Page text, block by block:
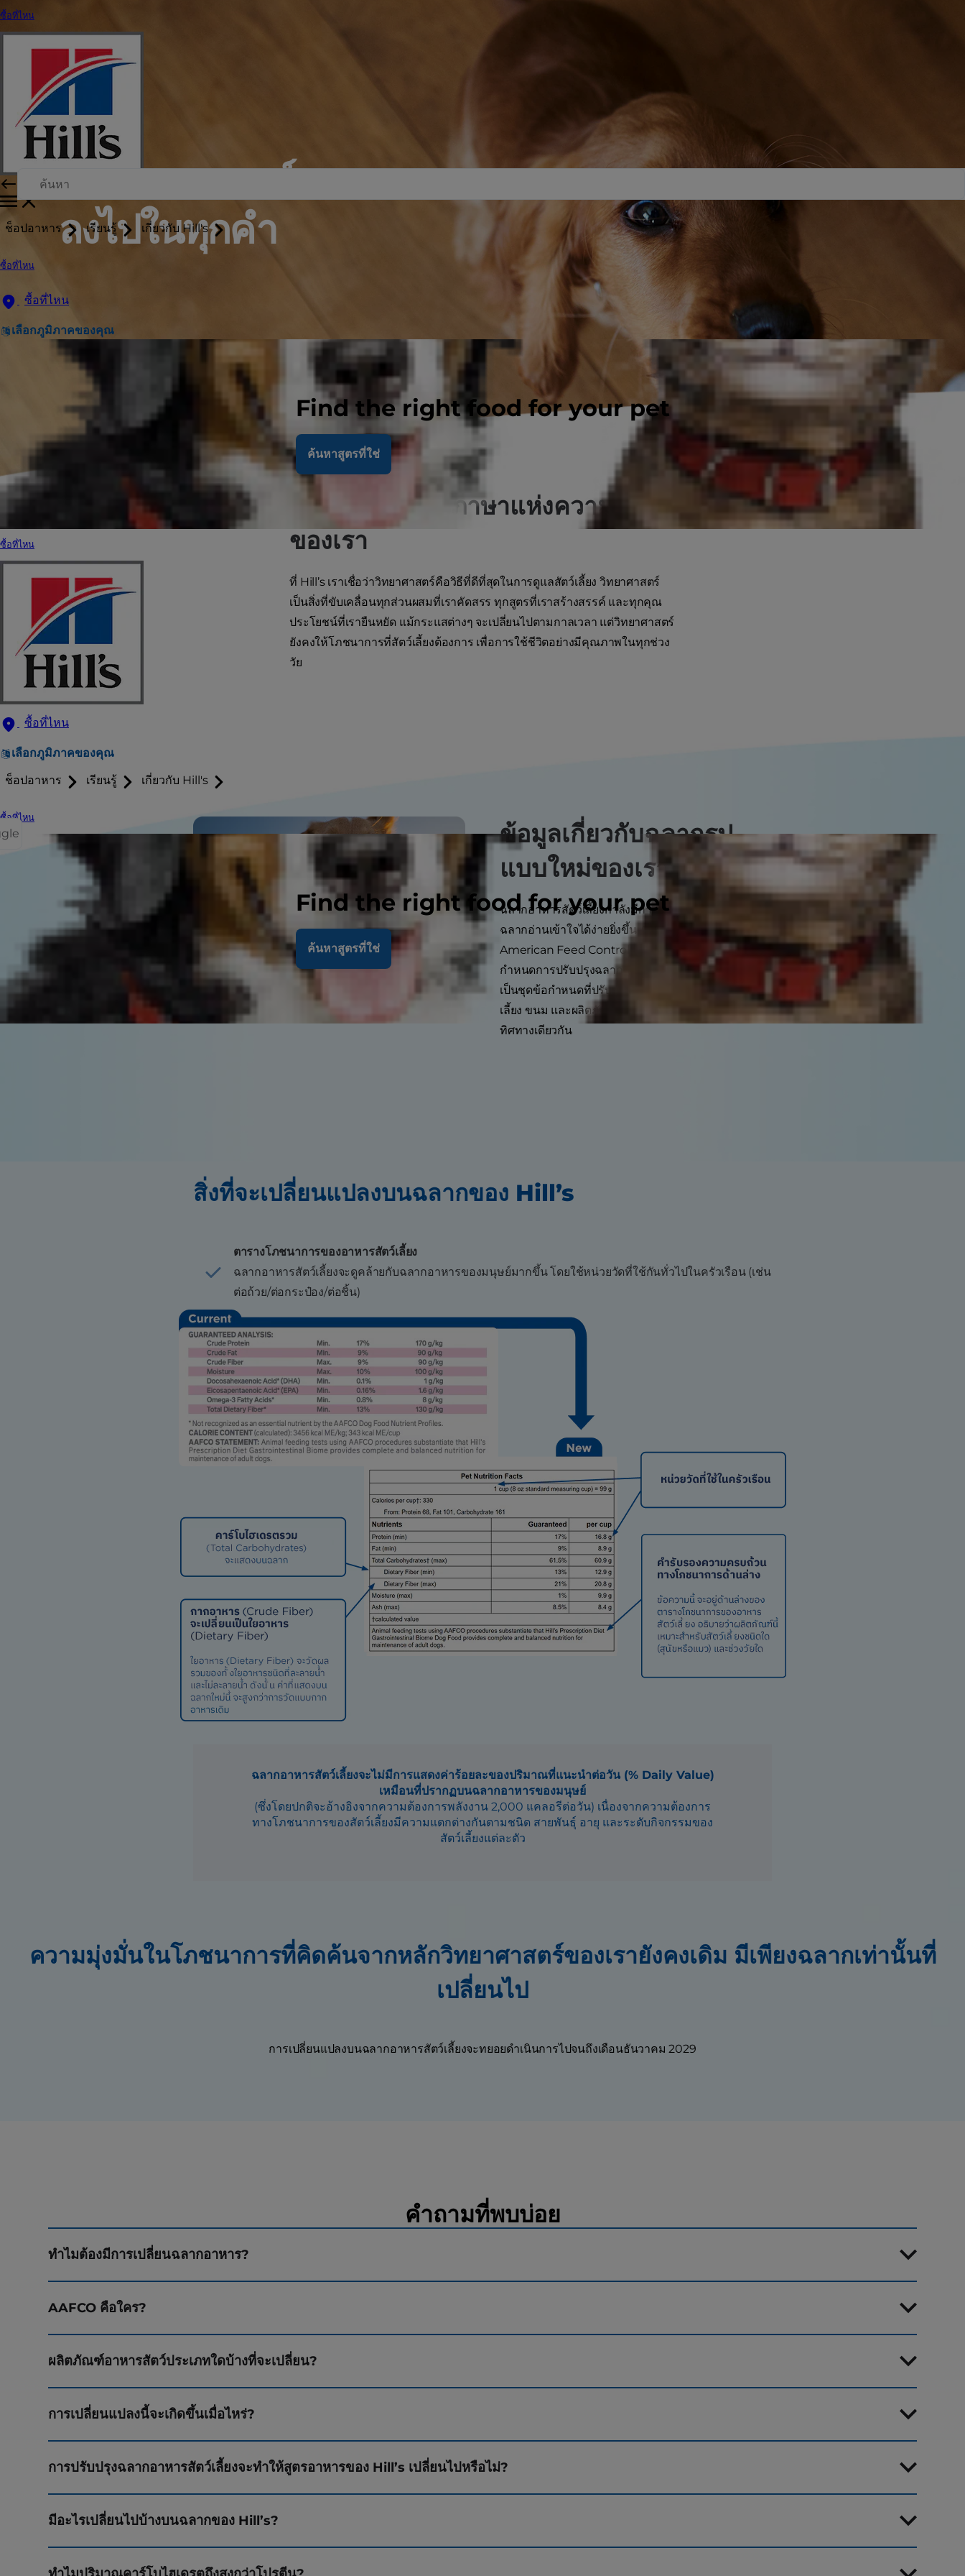
ซื้อที่ไหน
ช็อปอาหาร เรียนรู้ เกี่ยวกับ Hill's
ซื้อที่ไหน
ซื้อที่ไหน
เลือกภูมิภาคของคุณ
Find the right food for your pet
ค้นหาสูตรที่ใช่
ซื้อที่ไหน
ซื้อที่ไหน
เลือกภูมิภาคของคุณ
ช็อปอาหาร เรียนรู้ เกี่ยวกับ Hill's
ซื้อที่ไหน
Find the right food for your pet
ค้นหาสูตรที่ใช่
ใส่วิทยาศาสตร์
ลงไปในทุกคำ
วิทยาศาสตร์คือภาษาแห่งความรัก
ของเรา
ที่ Hill’s เราเชื่อว่าวิทยาศาสตร์คือวิธีที่ดีที่สุดในการดูแลสัตว์เลี้ยง วิทยาศาสตร์
เป็นสิ่งที่ขับเคลื่อนทุกส่วนผสมที่เราคัดสรร ทุกสูตรที่เราสร้างสรรค์ และทุกคุณ
ประโยชน์ที่เรายืนหยัด แม้กระแสต่างๆ จะเปลี่ยนไปตามกาลเวลา แต่วิทยาศาสตร์
ยังคงให้โภชนาการที่สัตว์เลี้ยงต้องการ เพื่อการใช้ชีวิตอย่างมีคุณภาพในทุกช่วง
วัย
ข้อมูลเกี่ยวกับฉลากรูป
แบบใหม่ของเรา
ฉลากอาหารสัตว์เลี้ยงกำลังมีการเปลี่ยนแปลง เพื่อให้
ฉลากอ่านเข้าใจได้ง่ายยิ่งขึ้น Association of
American Feed Control Officials (AAFCO) ได้นำข้อ
กำหนดการปรับปรุงฉลากอาหารสัตว์เลี้ยงให้ทันสมัย ซึ่ง
เป็นชุดข้อกำหนดที่ปรับปรุงการแสดงฉลากอาหารสัตว์
เลี้ยง ขนม และผลิตภัณฑ์เสริมอาหารทั้งหมดให้เป็นไปใน
ทิศทางเดียวกัน
สิ่งที่จะเปลี่ยนแปลงบนฉลากของ Hill’s
ตารางโภชนาการของอาหารสัตว์เลี้ยง
ฉลากอาหารสัตว์เลี้ยงจะดูคล้ายกับฉลากอาหารของมนุษย์มากขึ้น โดยใช้หน่วยวัดที่ใช้กันทั่วไปในครัวเรือน (เช่น
ต่อถ้วย/ต่อกระป๋อง/ต่อชิ้น)
ฉลากอาหารสัตว์เลี้ยงจะไม่มีการแสดงค่าร้อยละของปริมาณที่แนะนำต่อวัน (% Daily Value)
เหมือนที่ปรากฏบนฉลากอาหารของมนุษย์
(ซึ่งโดยปกติจะอ้างอิงจากความต้องการพลังงาน 2,000 แคลอรีต่อวัน) เนื่องจากความต้องการ
ทางโภชนาการของสัตว์เลี้ยงมีความแตกต่างกันตามชนิด สายพันธุ์ อายุ และระดับกิจกรรมของ
สัตว์เลี้ยงแต่ละตัว
ความมุ่งมั่นในโภชนาการที่คิดค้นจากหลักวิทยาศาสตร์ของเรายังคงเดิม มีเพียงฉลากเท่านั้นที่
เปลี่ยนไป
การเปลี่ยนแปลงบนฉลากอาหารสัตว์เลี้ยงจะทยอยดำเนินการไปจนถึงเดือนธันวาคม 2029
คำถามที่พบบ่อย
ทำไมต้องมีการเปลี่ยนฉลากอาหาร?
AAFCO คือใคร?
ผลิตภัณฑ์อาหารสัตว์ประเภทใดบ้างที่จะเปลี่ยน?
การเปลี่ยนแปลงนี้จะเกิดขึ้นเมื่อไหร่?
การปรับปรุงฉลากอาหารสัตว์เลี้ยงจะทำให้สูตรอาหารของ Hill’s เปลี่ยนไปหรือไม่?
มีอะไรเปลี่ยนไปบ้างบนฉลากของ Hill’s?